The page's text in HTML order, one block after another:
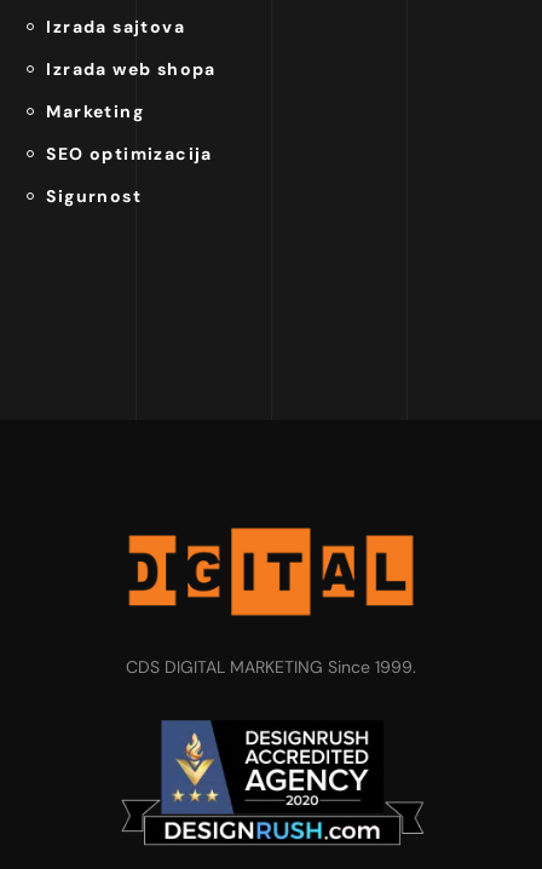
Izrada sajtova
Izrada web shopa
Marketing
SEO optimizacija
Sigurnost
CDS DIGITAL MARKETING Since 1999.